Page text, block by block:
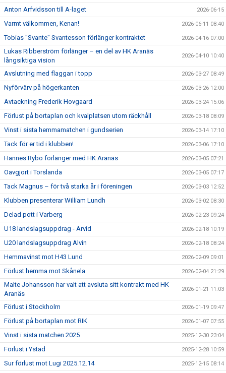
Anton Arfvidsson till A-laget 2026-06-15
Varmt välkommen, Kenan! 2026-06-11 08:40
Tobias "Svante" Svantesson förlänger kontraktet 2026-04-16 07:00
Lukas Ribberström förlänger – en del av HK Aranäs
långsiktiga vision
2026-04-10 10:40
Avslutning med flaggan i topp 2026-03-27 08:49
Nyförvärv på högerkanten 2026-03-26 12:00
Avtackning Frederik Hovgaard 2026-03-24 15:06
Förlust på bortaplan och kvalplatsen utom räckhåll 2026-03-18 08:09
Vinst i sista hemmamatchen i gundserien 2026-03-14 17:10
Tack för er tid i klubben! 2026-03-06 17:10
Hannes Rybo förlänger med HK Aranäs 2026-03-05 07:21
Oavgjort i Torslanda 2026-03-05 07:17
Tack Magnus – för två starka år i föreningen 2026-03-03 12:52
Klubben presenterar William Lundh 2026-03-02 08:30
Delad pott i Varberg 2026-02-23 09:24
U18 landslagsuppdrag - Arvid 2026-02-18 10:19
U20 landslagsuppdrag Alvin 2026-02-18 08:24
Hemmavinst mot H43 Lund 2026-02-09 09:01
Förlust hemma mot Skånela 2026-02-04 21:29
Malte Johansson har valt att avsluta sitt kontrakt med HK
Aranäs
2026-01-21 11:03
Förlust i Stockholm 2026-01-19 09:47
Förlust på bortaplan mot RIK 2026-01-07 07:55
Vinst i sista matchen 2025 2025-12-30 23:04
Förlust i Ystad 2025-12-28 10:59
Sur förlust mot Lugi 2025.12.14 2025-12-15 08:14